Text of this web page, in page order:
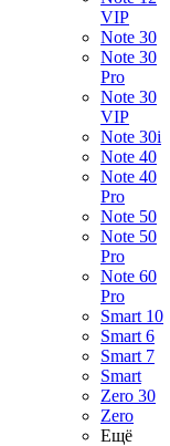
VIP
Note 30
Note 30
Pro
Note 30
VIP
Note 30i
Note 40
Note 40
Pro
Note 50
Note 50
Pro
Note 60
Pro
Smart 10
Smart 6
Smart 7
Smart
Zero 30
Zero
Ещё